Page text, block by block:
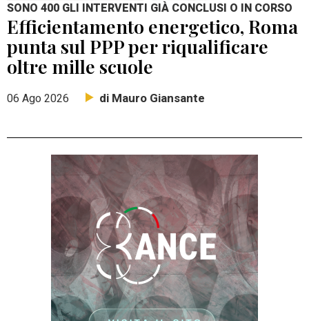
SONO 400 GLI INTERVENTI GIÀ CONCLUSI O IN CORSO
Efficientamento energetico, Roma
punta sul PPP per riqualificare
oltre mille scuole
06 Ago 2026 di Mauro Giansante